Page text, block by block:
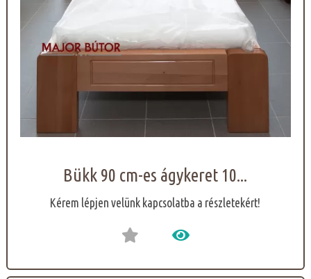
Bükk 90 cm-es ágykeret 10...
Kérem lépjen velünk kapcsolatba a részletekért!